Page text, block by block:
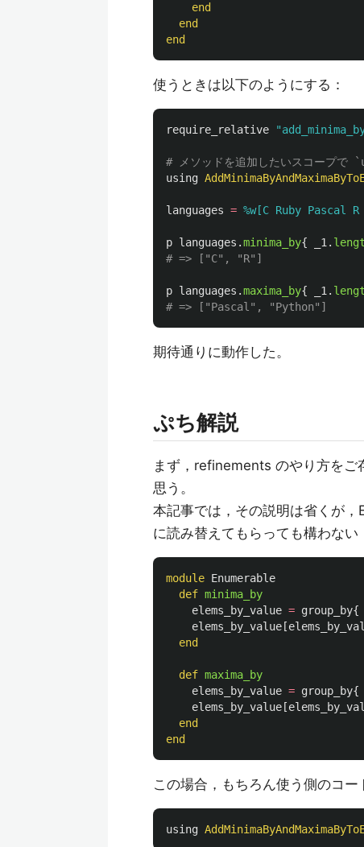
end
end
end
使うときは以下のようにする：
require_relative
# メソッドを追加したいスコープで
using
languages = %w[C Ruby Pascal
p languages .minima_by{ _1 .
# => ["C", "R"]
p languages .maxima_by{ _1 .
# => ["Pascal", "Python"]
期待通りに動作した。
ぷち解説
まず，refinements のやり方をご
思う。
本記事では，その説明は省くが
に読み替えてもらっても構わない
module Enumerable
def minima_by
elems_by_value = group_by{
elems_by_value [
end
def maxima_by
elems_by_value = group_by{
elems_by_value [
end
end
この場合，もちろん使う側のコー
using